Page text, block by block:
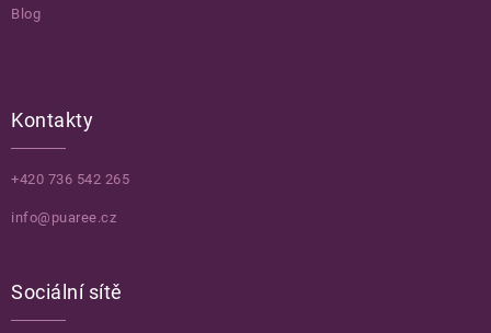
Blog
Kontakty
+420 736 542 265
info@puaree.cz
Sociální sítě